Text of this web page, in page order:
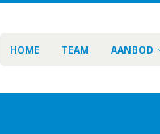
HOME TEAM AANBOD